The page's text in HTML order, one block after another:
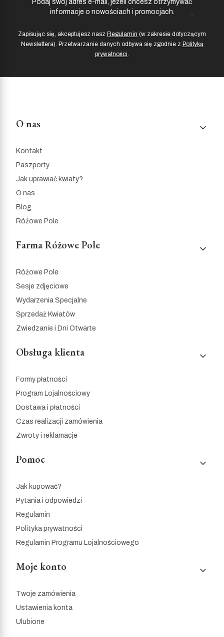
Podaj swój adres e-mail, jeżeli chcesz otrzymywać
informacje o nowościach i promocjach.
Zapisując się, akceptujesz nasz Regulamin (w zakresie dotyczącym
Newslettera). Przetwarzanie danych odbywa się zgodnie z Polityką
prywatności.
Linki w stopce
O nas
Kontakt
Paszporty
Jak uprawiać kwiaty?
O nas
Blog
Różowe Pole
Farma Różowe Pole
Różowe Pole
Sesje zdjęciowe
Wydarzenia Specjalne
Sprzedaż Kwiatów
Zwiedzanie i Dni Otwarte
Obsługa klienta
Formy płatności
Program Lojalnościowy
Dostawa i płatności
Czas realizacji zamówienia
Zwroty i reklamacje
Pomoc
Jak kupować?
Pytania i odpowiedzi
Regulamin
Polityka prywatności
Regulamin Programu Lojalnościowego
Moje konto
Twoje zamówienia
Ustawienia konta
Ulubione